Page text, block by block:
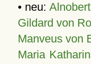
• neu:
Gildard von
Manveus von
Maria